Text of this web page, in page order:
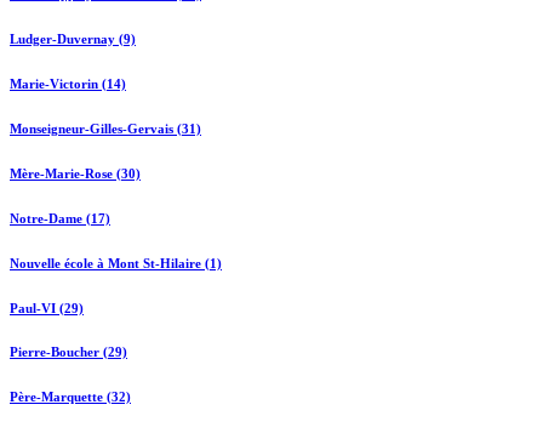
Ludger-Duvernay (9)
Marie-Victorin (14)
Monseigneur-Gilles-Gervais (31)
Mère-Marie-Rose (30)
Notre-Dame (17)
Nouvelle école à Mont St-Hilaire (1)
Paul-VI (29)
Pierre-Boucher (29)
Père-Marquette (32)